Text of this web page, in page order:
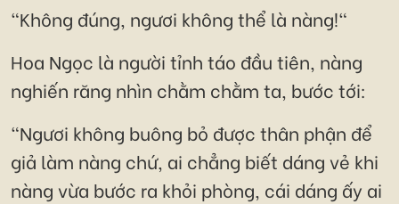
"Không đúng, ngươi không thể là nàng!"
Hoa Ngọc là người tỉnh táo đầu tiên, nàng
nghiến răng nhìn chằm chằm ta, bước tới:
"Ngươi không buông bỏ được thân phận để
giả làm nàng chứ, ai chẳng biết dáng vẻ khi
nàng vừa bước ra khỏi phòng, cái dáng ấy ai